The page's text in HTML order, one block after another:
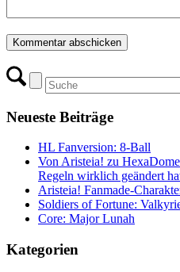
Neueste Beiträge
HL Fanversion: 8-Ball
Von Aristeia! zu
Regeln wirklich geändert
Aristeia! Fanmade-
Soldiers of Fortune:
Core: Major Lunah
Kategorien